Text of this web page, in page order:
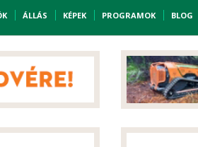
ÁLLÁS KÉPEK PROGRAMOK BLOG